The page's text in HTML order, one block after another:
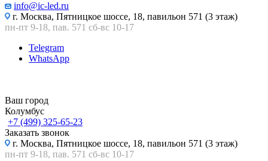
info@ic-led.ru
г. Москва, Пятницкое шоссе, 18, павильон 571 (3 этаж)
пн-пт 9-18, пав. 571 сб-вс 10-17
Telegram
WhatsApp
Ваш город
Колумбус
+7 (499) 325-65-23
Заказать звонок
г. Москва, Пятницкое шоссе, 18, павильон 571 (3 этаж)
пн-пт 9-18, пав. 571 сб-вс 10-17